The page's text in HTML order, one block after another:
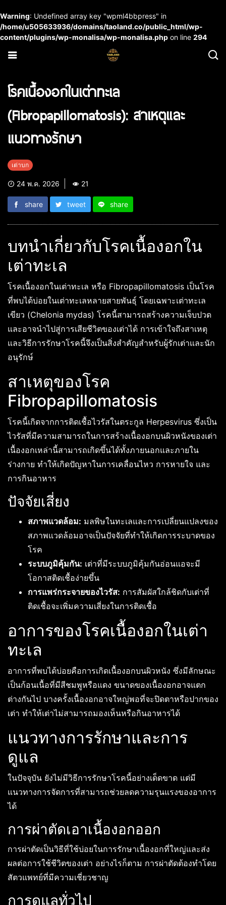
Warning: Undefined array key "wpml4bbpress" in
/home/u505633936/domains/taoland.co/public_html/wp-
content/plugins/wp-monalisa/wp-monalisa.php on line 294
โรคเนื้องอกในเต่าทะเล
(Fibropapillomatosis): สาเหตุและ
แนวทางรักษา
เต่าบก
24 พ.ค. 2026 21
share tweet share
บทนำเกี่ยวกับโรคเนื้องอกใน
เต่าทะเล
โรคเนื้องอกในเต่าทะเล หรือ Fibropapillomatosis เป็นโรค
ที่พบได้บ่อยในเต่าทะเลหลายสายพันธุ์ โดยเฉพาะเต่าทะเล
เขียว (Chelonia mydas) โรคนี้สามารถสร้างความเจ็บปวด
และอาจนำไปสู่การเสียชีวิตของเต่าได้ การเข้าใจถึงสาเหตุ
และวิธีการรักษาโรคนี้จึงเป็นสิ่งสำคัญสำหรับผู้รักเต่าและนัก
อนุรักษ์
สาเหตุของโรค
Fibropapillomatosis
โรคนี้เกิดจากการติดเชื้อไวรัสในตระกูล Herpesvirus ซึ่งเป็น
ไวรัสที่มีความสามารถในการสร้างเนื้องอกบนผิวหนังของเต่า
เนื้องอกเหล่านี้สามารถเกิดขึ้นได้ทั้งภายนอกและภายใน
ร่างกาย ทำให้เกิดปัญหาในการเคลื่อนไหว การหายใจ และ
การกินอาหาร
ปัจจัยเสี่ยง
สภาพแวดล้อม: มลพิษในทะเลและการเปลี่ยนแปลงของ
สภาพแวดล้อมอาจเป็นปัจจัยที่ทำให้เกิดการระบาดของ
โรค
ระบบภูมิคุ้มกัน: เต่าที่มีระบบภูมิคุ้มกันอ่อนแอจะมี
โอกาสติดเชื้อง่ายขึ้น
การแพร่กระจายของไวรัส: การสัมผัสใกล้ชิดกับเต่าที่
ติดเชื้อจะเพิ่มความเสี่ยงในการติดเชื้อ
อาการของโรคเนื้องอกในเต่า
ทะเล
อาการที่พบได้บ่อยคือการเกิดเนื้องอกบนผิวหนัง ซึ่งมีลักษณะ
เป็นก้อนเนื้อที่มีสีชมพูหรือแดง ขนาดของเนื้องอกอาจแตก
ต่างกันไป บางครั้งเนื้องอกอาจใหญ่พอที่จะปิดตาหรือปากของ
เต่า ทำให้เต่าไม่สามารถมองเห็นหรือกินอาหารได้
แนวทางการรักษาและการ
ดูแล
ในปัจจุบัน ยังไม่มีวิธีการรักษาโรคนี้อย่างเด็ดขาด แต่มี
แนวทางการจัดการที่สามารถช่วยลดความรุนแรงของอาการ
ได้
การผ่าตัดเอาเนื้องอกออก
การผ่าตัดเป็นวิธีที่ใช้บ่อยในการรักษาเนื้องอกที่ใหญ่และส่ง
ผลต่อการใช้ชีวิตของเต่า อย่างไรก็ตาม การผ่าตัดต้องทำโดย
สัตวแพทย์ที่มีความเชี่ยวชาญ
การดูแลทั่วไป